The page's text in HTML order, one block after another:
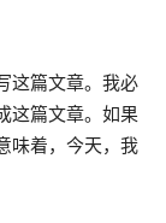
这篇文章。我必
这篇文章。如果
味着，今天，我